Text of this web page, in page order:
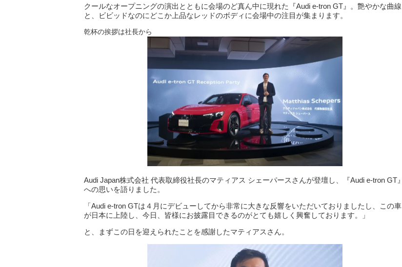
クールなオープニングの演出とともに会場のど真ん中に現れた『Audi e-tron GT』。艶やかな曲線
と、ビビッドなのにどこか上品なレッドのボディに会場中の注目が集まります。
乾杯の挨拶は社長から
Audi Japan株式会社 代表取締役社長のマティアス シェーパースさんが登壇し、『Audi e-tron GT』
への思いを語りました。
「Audi e-tron GTは４月にデビューしてから非常に大きな反響をいただいておりましたし、この車
が日本に上陸し、今日、皆様にお披露目できるのがとても嬉しく興奮しております。」
と、まずこの日を迎えられたことを感謝したマティアスさん。